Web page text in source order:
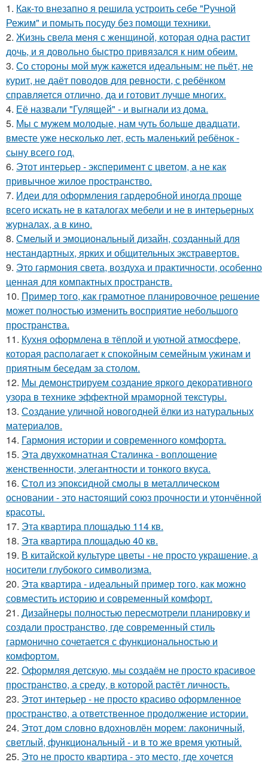
1. Как-то внезапно я решила устроить себе "Ручной
Режим" и помыть посуду без помощи техники.
2. Жизнь свела меня с женщиной, которая одна растит
дочь, и я довольно быстро привязался к ним обеим.
3. Со стороны мой муж кажется идеальным: не пьёт, не
курит, не даёт поводов для ревности, с ребёнком
справляется отлично, да и готовит лучше многих.
4. Её назвали "Гулящей" - и выгнали из дома.
5. Мы с мужем молодые, нам чуть больше двадцати,
вместе уже несколько лет, есть маленький ребёнок -
сыну всего год.
6. Этот интерьер - эксперимент с цветом, а не как
привычное жилое пространство.
7. Идеи для оформления гардеробной иногда проще
всего искать не в каталогах мебели и не в интерьерных
журналах, а в кино.
8. Смелый и эмоциональный дизайн, созданный для
нестандартных, ярких и общительных экстравертов.
9. Это гармония света, воздуха и практичности, особенно
ценная для компактных пространств.
10. Пример того, как грамотное планировочное решение
может полностью изменить восприятие небольшого
пространства.
11. Кухня оформлена в тёплой и уютной атмосфере,
которая располагает к спокойным семейным ужинам и
приятным беседам за столом.
12. Мы демонстрируем создание яркого декоративного
узора в технике эффектной мраморной текстуры.
13. Создание уличной новогодней ёлки из натуральных
материалов.
14. Гармония истории и современного комфорта.
15. Эта двухкомнатная Сталинка - воплощение
женственности, элегантности и тонкого вкуса.
16. Стол из эпоксидной смолы в металлическом
основании - это настоящий союз прочности и утончённой
красоты.
17. Эта квартира площадью 114 кв.
18. Эта квартира площадью 40 кв.
19. В китайской культуре цветы - не просто украшение, а
носители глубокого символизма.
20. Эта квартира - идеальный пример того, как можно
совместить историю и современный комфорт.
21. Дизайнеры полностью пересмотрели планировку и
создали пространство, где современный стиль
гармонично сочетается с функциональностью и
комфортом.
22. Оформляя детскую, мы создаём не просто красивое
пространство, а среду, в которой растёт личность.
23. Этот интерьер - не просто красиво оформленное
пространство, а ответственное продолжение истории.
24. Этот дом словно вдохновлён морем: лаконичный,
светлый, функциональный - и в то же время уютный.
25. Это не просто квартира - это место, где хочется